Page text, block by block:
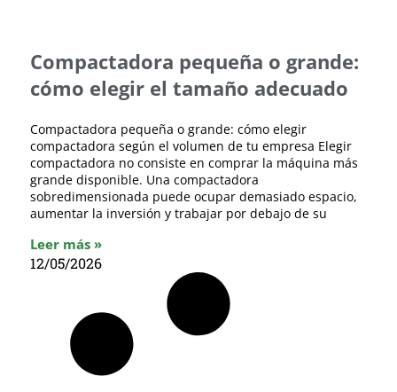
Compactadora pequeña o grande:
cómo elegir el tamaño adecuado
Compactadora pequeña o grande: cómo elegir
compactadora según el volumen de tu empresa Elegir
compactadora no consiste en comprar la máquina más
grande disponible. Una compactadora
sobredimensionada puede ocupar demasiado espacio,
aumentar la inversión y trabajar por debajo de su
Leer más »
12/05/2026